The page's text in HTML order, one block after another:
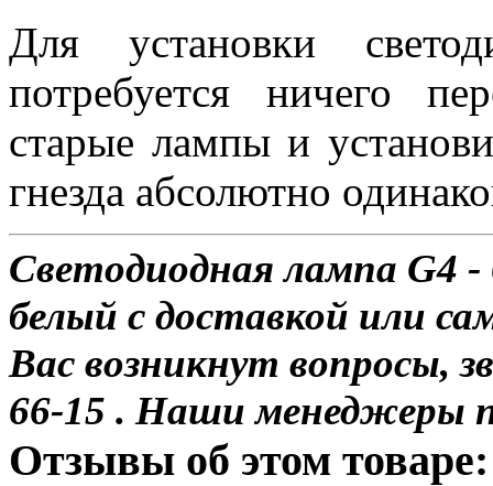
Для установки
потребуется ничего
старые лампы и
гнезда абсолютно
Светодиодная лампа G4
белый с доставкой или
Вас возникнут вопросы,
66-15 . Наши менеджеры
Отзывы об этом товаре: